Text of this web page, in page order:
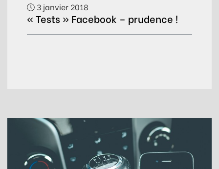
3 janvier 2018
« Tests » Facebook – prudence !